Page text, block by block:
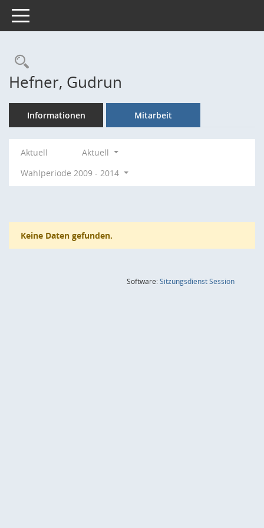
Toggle navigation
Rechercheauswahl
Hefner, Gudrun
Informationen Mitarbeit
Aktuell
Aktuell
Wahlperiode 2009 - 2014
Keine Daten gefunden.
Software:SitzungsdienstSession(Wird in